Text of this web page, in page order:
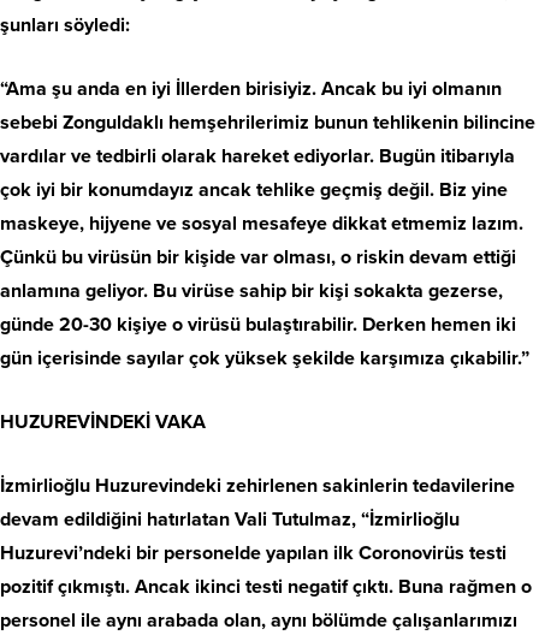
şunları söyledi:
“Ama şu anda en iyi İllerden birisiyiz. Ancak bu iyi olmanın
sebebi Zonguldaklı hemşehrilerimiz bunun tehlikenin bilincine
vardılar ve tedbirli olarak hareket ediyorlar. Bugün itibarıyla
çok iyi bir konumdayız ancak tehlike geçmiş değil. Biz yine
maskeye, hijyene ve sosyal mesafeye dikkat etmemiz lazım.
Çünkü bu virüsün bir kişide var olması, o riskin devam ettiği
anlamına geliyor. Bu virüse sahip bir kişi sokakta gezerse,
günde 20-30 kişiye o virüsü bulaştırabilir. Derken hemen iki
gün içerisinde sayılar çok yüksek şekilde karşımıza çıkabilir.”
HUZUREVİNDEKİ VAKA
İzmirlioğlu Huzurevindeki zehirlenen sakinlerin tedavilerine
devam edildiğini hatırlatan Vali Tutulmaz, “İzmirlioğlu
Huzurevi’ndeki bir personelde yapılan ilk Coronovirüs testi
pozitif çıkmıştı. Ancak ikinci testi negatif çıktı. Buna rağmen o
personel ile aynı arabada olan, aynı bölümde çalışanlarımızı